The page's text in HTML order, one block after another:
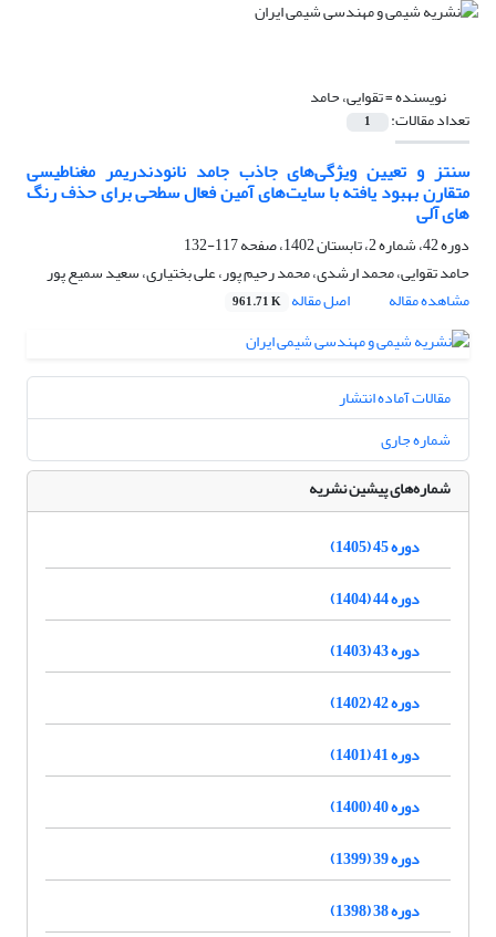
نویسنده =تقوایی، حامد
تعداد مقالات: 1
سنتز و تعیین ویژگی‌های جاذب جامد نانودندریمر مغناطیسی
متقارن بهبود یافته با سایت‌های آمین فعال سطحی برای حذف رنگ
های آلی
دوره 42، شماره 2، تابستان 1402، صفحه
117-132
حامد تقوایی، محمد ارشدی، محمد رحیم پور، علی بختیاری، سعید سمیع پور
مشاهده مقاله
اصل مقاله 961.71 K
مقالات آماده انتشار
شماره جاری
شماره‌های پیشین نشریه
دوره 45 (1405)
دوره 44 (1404)
دوره 43 (1403)
دوره 42 (1402)
دوره 41 (1401)
دوره 40 (1400)
دوره 39 (1399)
دوره 38 (1398)